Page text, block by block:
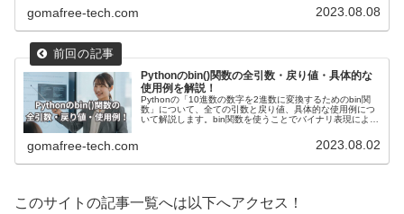
プログラムの実行を一時停止してデバッガに制御を渡すこ
とができ、変数の値や実行のフローを確認することでバグ
gomafree-tech.com 2023.08.08
Pythonのbin()関数の全引数・戻り値・具体的な
使用例を解説！
Pythonの「10進数の数字を2進数に変換するためのbin関
数」について、全ての引数と戻り値、具体的な使用例につ
いて解説します。bin関数を使うことでバイナリ表現による
gomafree-tech.com 2023.08.02
このサイトの記事一覧へは以下へアクセス！